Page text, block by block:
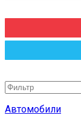
Автомобили